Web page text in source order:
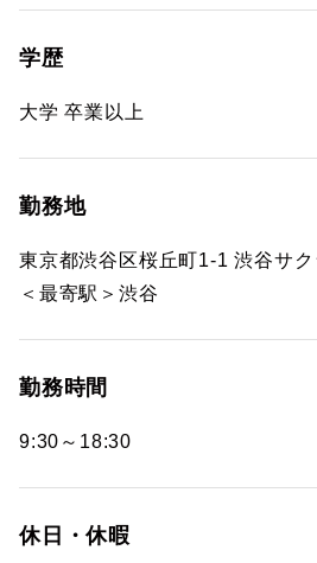
学歴
大学 卒業以上
勤務地
東京都渋谷区桜丘町1-1 渋谷サ
＜最寄駅＞渋谷
勤務時間
9:30～18:30
休日・休暇